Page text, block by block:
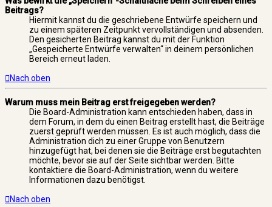
Beitrags?
Hiermit kannst du die geschriebene Entwürfe speichern und
zu einem späteren Zeitpunkt vervollständigen und absenden.
Den gesicherten Beitrag kannst du mit der Funktion
„Gespeicherte Entwürfe verwalten“ in deinem persönlichen
Bereich erneut laden.
Nach oben
Warum muss mein Beitrag erst freigegeben werden?
Die Board-Administration kann entschieden haben, dass in
dem Forum, in dem du einen Beitrag erstellt hast, die Beiträge
zuerst geprüft werden müssen. Es ist auch möglich, dass die
Administration dich zu einer Gruppe von Benutzern
hinzugefügt hat, bei denen sie die Beiträge erst begutachten
möchte, bevor sie auf der Seite sichtbar werden. Bitte
kontaktiere die Board-Administration, wenn du weitere
Informationen dazu benötigst.
Nach oben